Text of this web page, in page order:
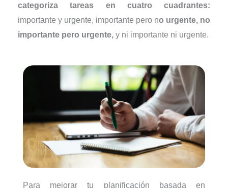
categoriza tareas en cuatro cuadrantes:
importante y urgente, importante pero no urgente, no
importante pero urgente,y ni importante ni urgente.
Para mejorar tu planificación basada en